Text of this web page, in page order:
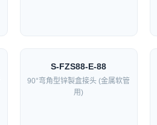
S-FZS88-E-88
90°弯角型锌製盒接头 (金属软管
用)